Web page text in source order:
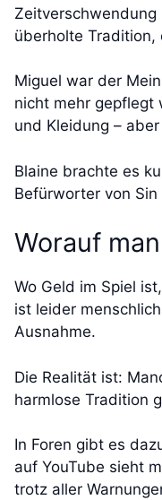
Zeitverschwendung
überholte
Miguel war der
nicht mehr gepflegt
und Kleidung –
Blaine brachte es
Befürworter von
Worauf
Wo Geld im Spiel
ist leider
Ausnahme.
Die Realität ist:
harmlose Tradition
In Foren gibt es
auf YouTube sieht
trotz aller